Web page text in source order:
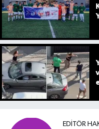
EDITÖR